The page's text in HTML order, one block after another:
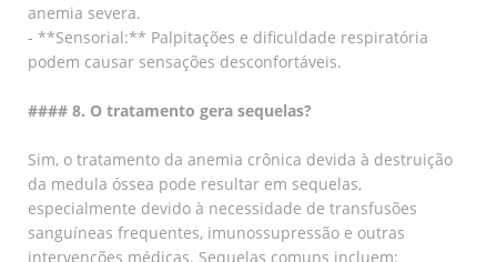
anemia severa.
- **Sensorial:** Palpitações e dificuldade respiratória
podem causar sensações desconfortáveis.
#### 8. O tratamento gera sequelas?
Sim, o tratamento da anemia crônica devida à destruição
da medula óssea pode resultar em sequelas,
especialmente devido à necessidade de transfusões
sanguíneas frequentes, imunossupressão e outras
intervenções médicas. Sequelas comuns incluem: